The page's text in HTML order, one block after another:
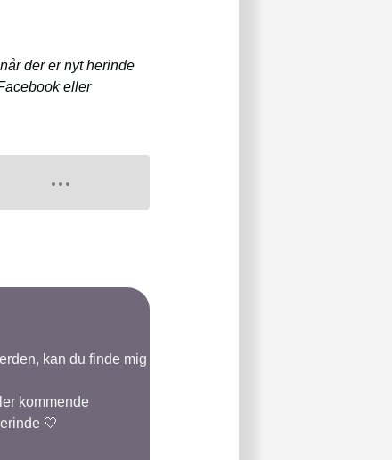
der er nyt herinde
eller
kan du finde mig
kommende
🤍